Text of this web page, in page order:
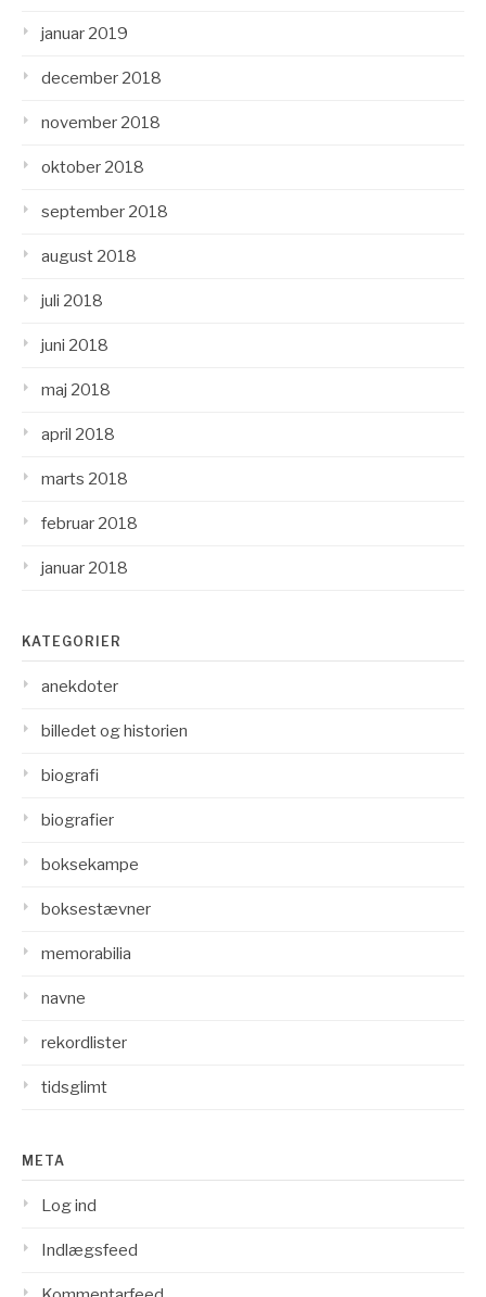
januar 2019
december 2018
november 2018
oktober 2018
september 2018
august 2018
juli 2018
juni 2018
maj 2018
april 2018
marts 2018
februar 2018
januar 2018
KATEGORIER
anekdoter
billedet og historien
biografi
biografier
boksekampe
boksestævner
memorabilia
navne
rekordlister
tidsglimt
META
Log ind
Indlægsfeed